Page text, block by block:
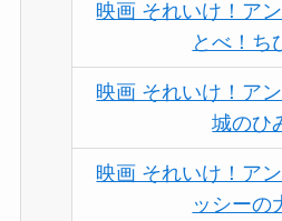
映画 それいけ！ア
とべ！ち
映画 それいけ！ア
城のひ
映画 それいけ！ア
ッシーの